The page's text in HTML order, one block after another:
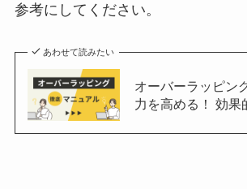
参考にしてください。
あわせて読みたい
オーバーラッピン
力を高める！ 効果